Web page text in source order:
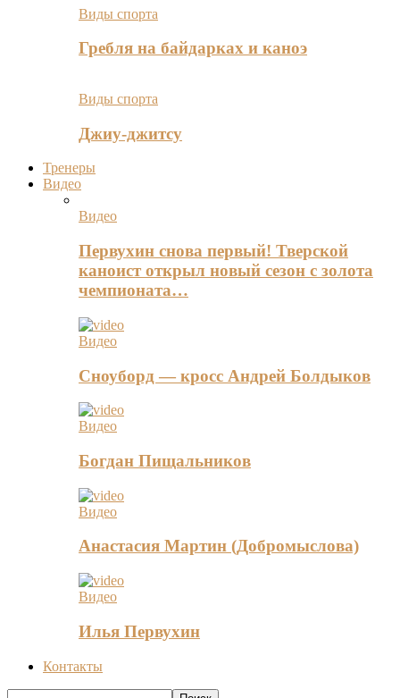
Виды спорта
Гребля на байдарках и каноэ
Виды спорта
Джиу-джитсу
Тренеры
Видео
Видео
Первухин снова первый! Тверской
каноист открыл новый сезон с золота
чемпионата…
Видео
Сноуборд — кросс Андрей Болдыков
Видео
Богдан Пищальников
Видео
Анастасия Мартин (Добромыслова)
Видео
Илья Первухин
Контакты